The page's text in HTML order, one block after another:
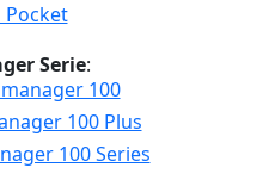
Pocket
Serie:
100
100 Plus
100 Series